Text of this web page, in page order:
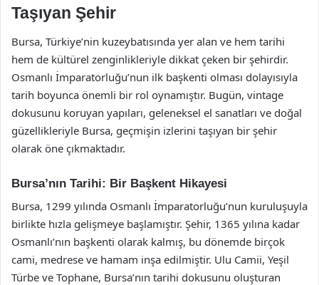
Taşıyan Şehir
Bursa, Türkiye’nin kuzeybatısında yer alan ve hem tarihi
hem de kültürel zenginlikleriyle dikkat çeken bir şehirdir.
Osmanlı İmparatorluğu’nun ilk başkenti olması dolayısıyla
tarih boyunca önemli bir rol oynamıştır. Bugün, vintage
dokusunu koruyan yapıları, geleneksel el sanatları ve doğal
güzellikleriyle Bursa, geçmişin izlerini taşıyan bir şehir
olarak öne çıkmaktadır.
Bursa’nın Tarihi: Bir Başkent Hikayesi
Bursa, 1299 yılında Osmanlı İmparatorluğu’nun kuruluşuyla
birlikte hızla gelişmeye başlamıştır. Şehir, 1365 yılına kadar
Osmanlı’nın başkenti olarak kalmış, bu dönemde birçok
cami, medrese ve hamam inşa edilmiştir. Ulu Camii, Yeşil
Türbe ve Tophane, Bursa’nın tarihi dokusunu oluşturan